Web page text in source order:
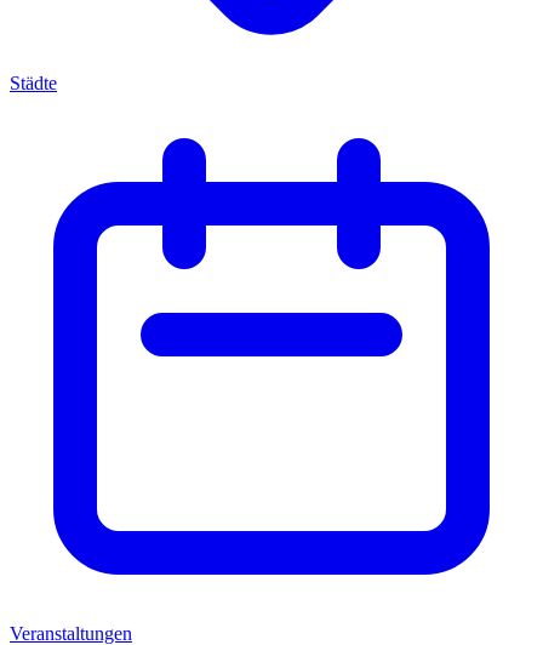
Städte
Veranstaltungen